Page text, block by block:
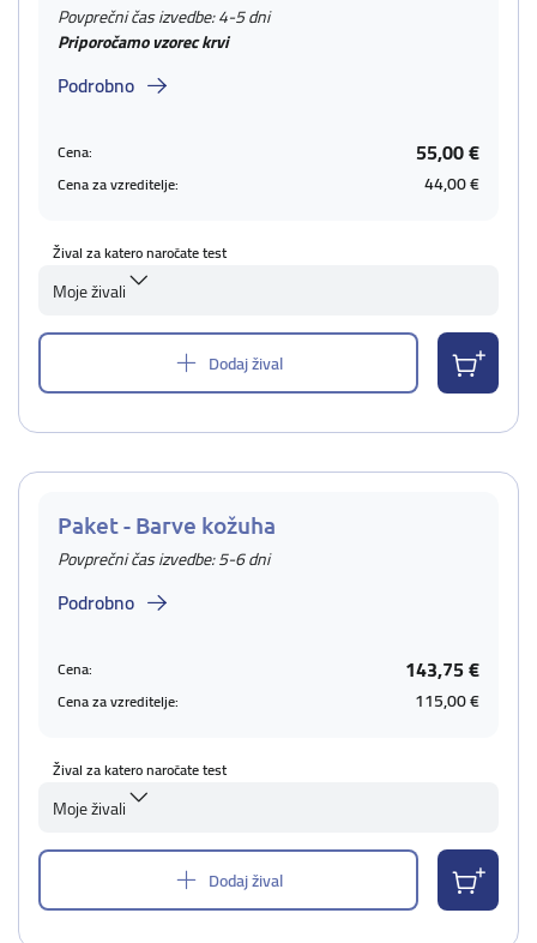
Povprečni čas izvedbe: 4-5 dni
Priporočamo vzorec krvi
Podrobno
Cena: 55,00 €
Cena za vzreditelje: 44,00 €
Žival za katero naročate test
Moje živali
Dodaj žival
Paket - Barve kožuha
Povprečni čas izvedbe: 5-6 dni
Podrobno
Cena: 143,75 €
Cena za vzreditelje: 115,00 €
Žival za katero naročate test
Moje živali
Dodaj žival